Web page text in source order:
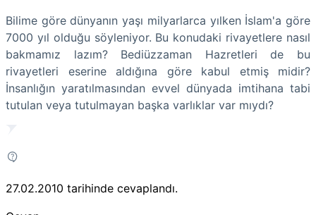
Bilime göre dünyanın yaşı milyarlarca yılken İslam'a göre
7000 yıl olduğu söyleniyor. Bu konudaki rivayetlere nasıl
bakmamız lazım? Bediüzzaman Hazretleri de bu
rivayetleri eserine aldığına göre kabul etmiş midir?
İnsanlığın yaratılmasından evvel dünyada imtihana tabi
tutulan veya tutulmayan başka varlıklar var mıydı?
27.02.2010 tarihinde cevaplandı.